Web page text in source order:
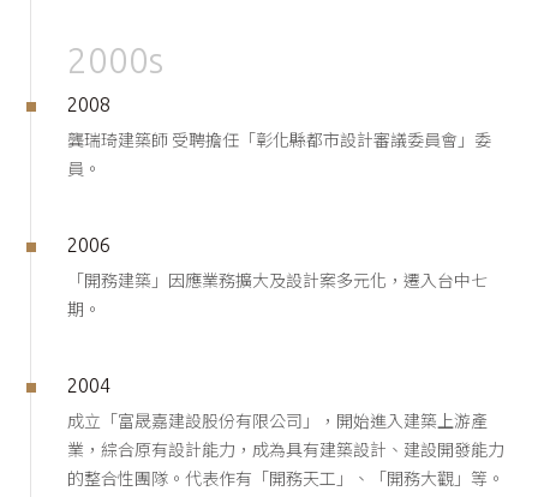
2000s
2008
龔瑞琦建築師 受聘擔任「彰化縣都市設計審議委員會」委
員。
2006
「開務建築」因應業務擴大及設計案多元化，遷入台中七
期。
2004
成立「富晟嘉建設股份有限公司」，開始進入建築上游產
業，綜合原有設計能力，成為具有建築設計、建設開發能力
的整合性團隊。代表作有「開務天工」、「開務大觀」等。